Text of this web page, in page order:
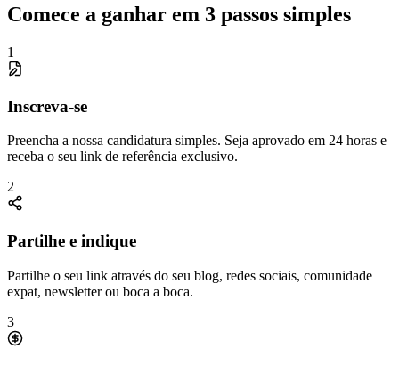
Comece a ganhar em 3 passos simples
1
Inscreva-se
Preencha a nossa candidatura simples. Seja aprovado em 24 horas e
receba o seu link de referência exclusivo.
2
Partilhe e indique
Partilhe o seu link através do seu blog, redes sociais, comunidade
expat, newsletter ou boca a boca.
3